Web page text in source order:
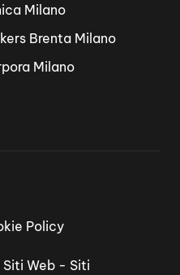
Milano
Brenta Milano
Milano
Siti Web - Siti
Policy